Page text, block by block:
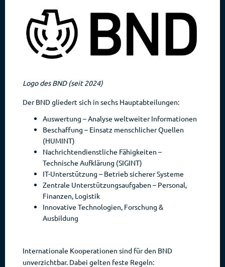
Logo des BND (seit 2024)
Der BND gliedert sich in sechs Hauptabteilungen:
Auswertung – Analyse weltweiter Informationen
Beschaffung – Einsatz menschlicher Quellen
(HUMINT)
Nachrichtendienstliche Fähigkeiten –
Technische Aufklärung (SIGINT)
IT-Unterstützung – Betrieb sicherer Systeme
Zentrale Unterstützungsaufgaben – Personal,
Finanzen, Logistik
Innovative Technologien, Forschung &
Ausbildung
Internationale Kooperationen sind für den BND
unverzichtbar. Dabei gelten feste Regeln: